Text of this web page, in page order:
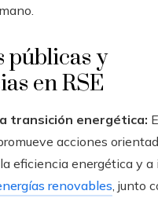
públicas y
en RSE
transición energética:
acciones
eficiencia energética y a
renovables , junto